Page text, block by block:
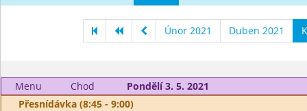
Únor 2021 Duben 2021
Menu Chod
Pondělí 3. 5. 2021
Přesnídávka (8:45 - 9:00)